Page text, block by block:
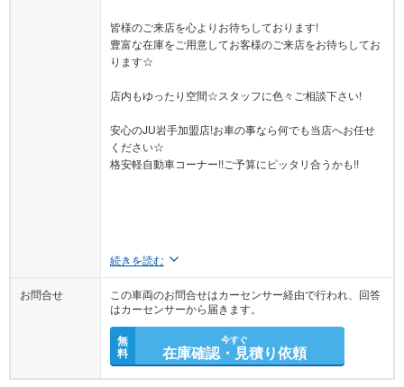
豊富な在庫をご用意してお客様のご来店をお待ちしてお
ります☆
ください☆
格安軽自動車コーナー!!ご予算にピッタリ合うかも!!
この車両のお問合せはカーセンサー経由で行われ、回答
はカーセンサーから届きます。
無
料
今すぐ
在庫確認・見積り依頼